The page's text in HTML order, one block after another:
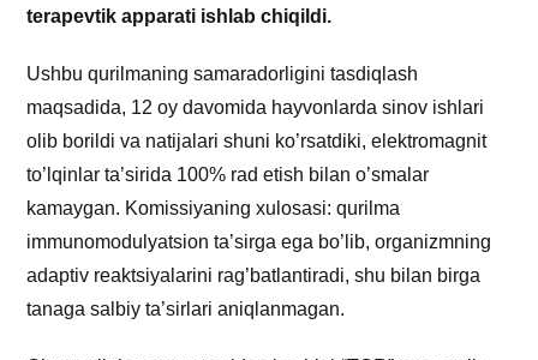
terapevtik apparati ishlab chiqildi.
Ushbu qurilmaning samaradorligini tasdiqlash
maqsadida, 12 oy davomida hayvonlarda sinov ishlari
olib borildi va natijalari shuni ko’rsatdiki, elektromagnit
to’lqinlar ta’sirida 100% rad etish bilan o’smalar
kamaygan. Komissiyaning xulosasi: qurilma
immunomodulyatsion ta’sirga ega bo’lib, organizmning
adaptiv reaktsiyalarini rag’batlantiradi, shu bilan birga
tanaga salbiy ta’sirlari aniqlanmagan.